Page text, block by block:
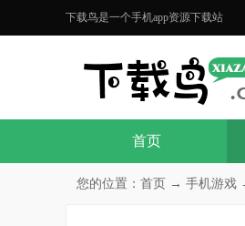
下载鸟是一个手机app资源下载站
首页
您的位置： 首页 → 手机游戏